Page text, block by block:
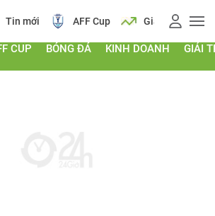
Tin mới AFF Cup Giá vàng
CUP BÓNG ĐÁ KINH DOANH GIẢI